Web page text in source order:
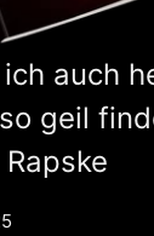
auch
geil